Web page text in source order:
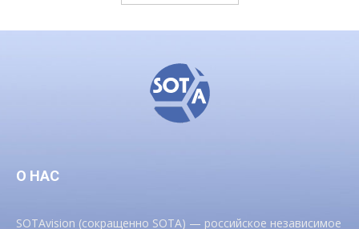
О НАС
SOTAvision (сокращенно SOTA) — российское независимое